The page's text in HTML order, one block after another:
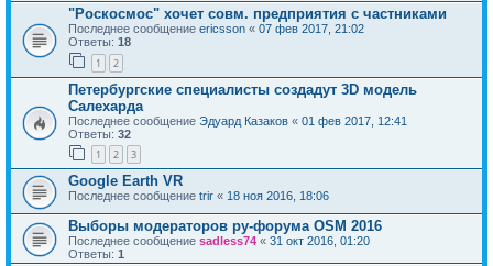
"Роскосмос" хочет совм. предприятия с частниками
Последнее сообщение ericsson « 07 фев 2017, 21:02
Ответы: 18
1 2
Петербургские специалисты создадут 3D модель
Салехарда
Последнее сообщение Эдуард Казаков « 01 фев 2017, 12:41
Ответы: 32
1 2 3
Google Earth VR
Последнее сообщение trir « 18 ноя 2016, 18:06
Выборы модераторов ру-форума OSM 2016
Последнее сообщение sadless74 « 31 окт 2016, 01:20
Ответы: 1